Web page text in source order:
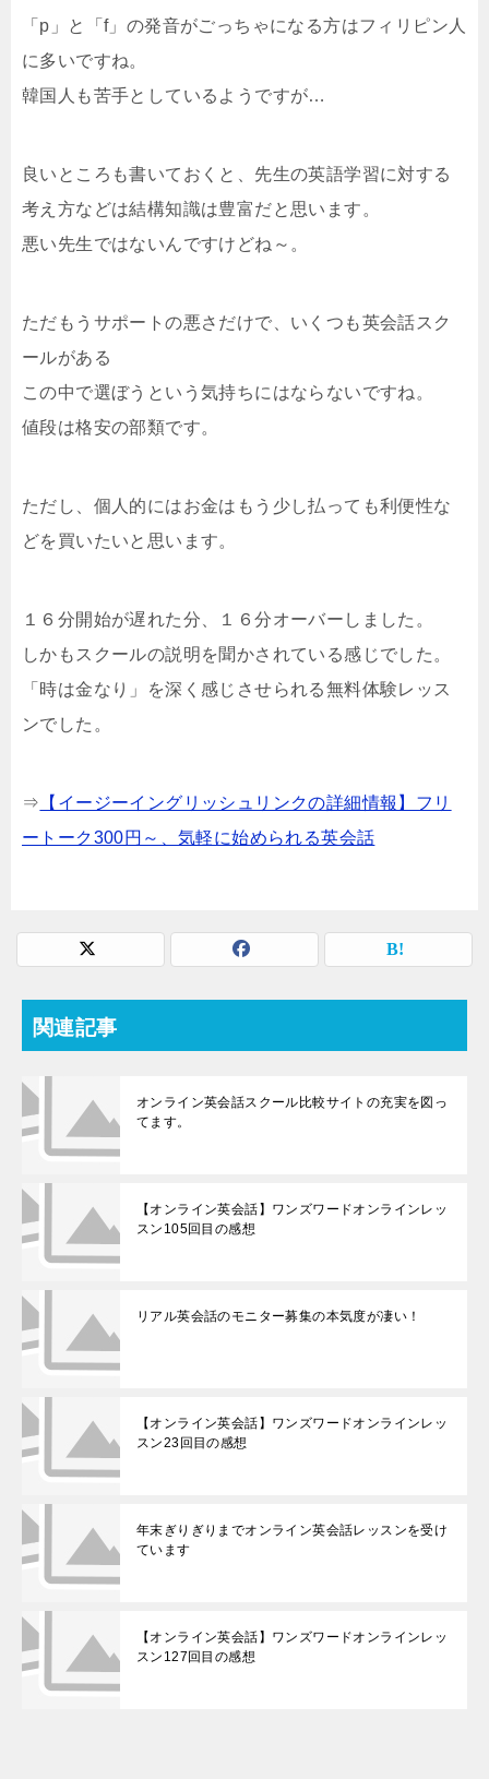
「p」と「f」の発音がごっちゃになる方はフィリピン人
に多いですね。
韓国人も苦手としているようですが…
良いところも書いておくと、先生の英語学習に対する
考え方などは結構知識は豊富だと思います。
悪い先生ではないんですけどね～。
ただもうサポートの悪さだけで、いくつも英会話スク
ールがある
この中で選ぼうという気持ちにはならないですね。
値段は格安の部類です。
ただし、個人的にはお金はもう少し払っても利便性な
どを買いたいと思います。
１６分開始が遅れた分、１６分オーバーしました。
しかもスクールの説明を聞かされている感じでした。
「時は金なり」を深く感じさせられる無料体験レッス
ンでした。
⇒ 【イージーイングリッシュリンクの詳細情報】フリ
ートーク300円～、気軽に始められる英会話
関連記事
オンライン英会話スクール比較サイトの充実を図っ
てます。
【オンライン英会話】ワンズワードオンラインレッ
スン105回目の感想
リアル英会話のモニター募集の本気度が凄い！
【オンライン英会話】ワンズワードオンラインレッ
スン23回目の感想
年末ぎりぎりまでオンライン英会話レッスンを受け
ています
【オンライン英会話】ワンズワードオンラインレッ
スン127回目の感想